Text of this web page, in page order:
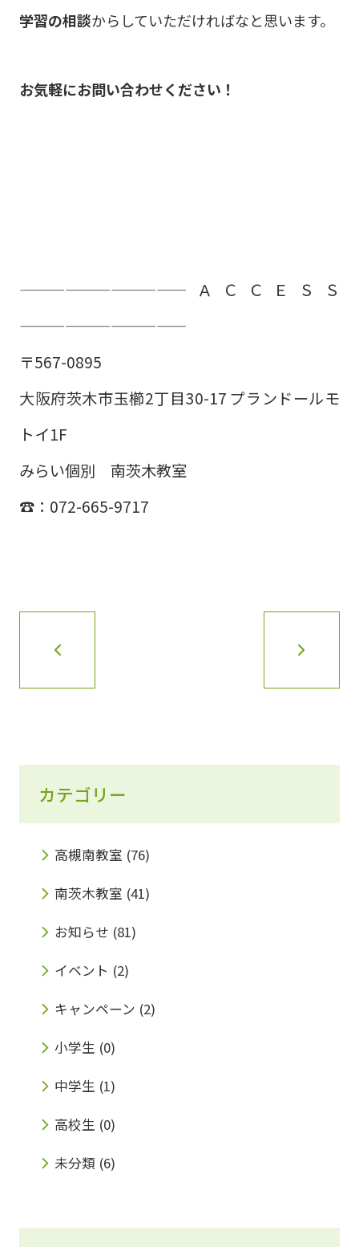
学習の相談からしていただければなと思います。
お気軽にお問い合わせください！
——————————— ＡＣＣＥＳＳ
———————————
〒567-0895
大阪府茨木市玉櫛2丁目30-17 プランドールモ
トイ1F
みらい個別 南茨木教室
☎：072-665-9717
カテゴリー
高槻南教室 (76)
南茨木教室 (41)
お知らせ (81)
イベント (2)
キャンペーン (2)
小学生 (0)
中学生 (1)
高校生 (0)
未分類 (6)